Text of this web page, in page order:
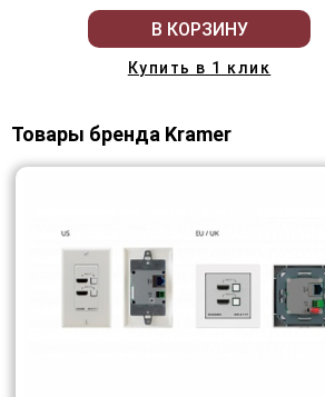
В КОРЗИНУ
Купить в 1 клик
Товары бренда Kramer